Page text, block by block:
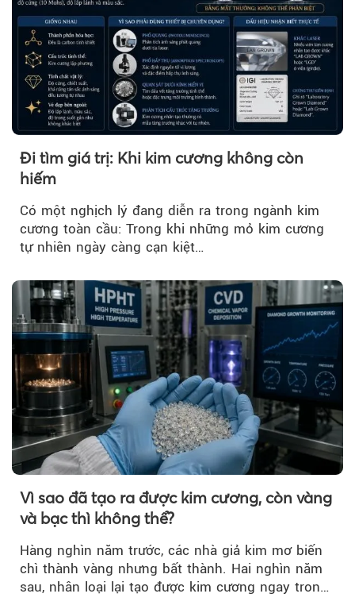
Đi tìm giá trị: Khi kim cương không còn
hiếm
Có một nghịch lý đang diễn ra trong ngành kim
cương toàn cầu: Trong khi những mỏ kim cương
tự nhiên ngày càng cạn kiệt…
Vì sao đã tạo ra được kim cương, còn vàng
và bạc thì không thể?
Hàng nghìn năm trước, các nhà giả kim mơ biến
chì thành vàng nhưng bất thành. Hai nghìn năm
sau, nhân loại lại tạo được kim cương ngay trong